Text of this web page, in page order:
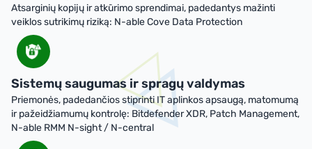
Atsarginių kopijų ir atkūrimo sprendimai, padedantys mažinti
veiklos sutrikimų riziką: N-able Cove Data Protection
Sistemų saugumas ir spragų valdymas
Priemonės, padedančios stiprinti IT aplinkos apsaugą, matomumą
ir pažeidžiamumų kontrolę: Bitdefender XDR, Patch Management,
N-able RMM N-sight / N-central